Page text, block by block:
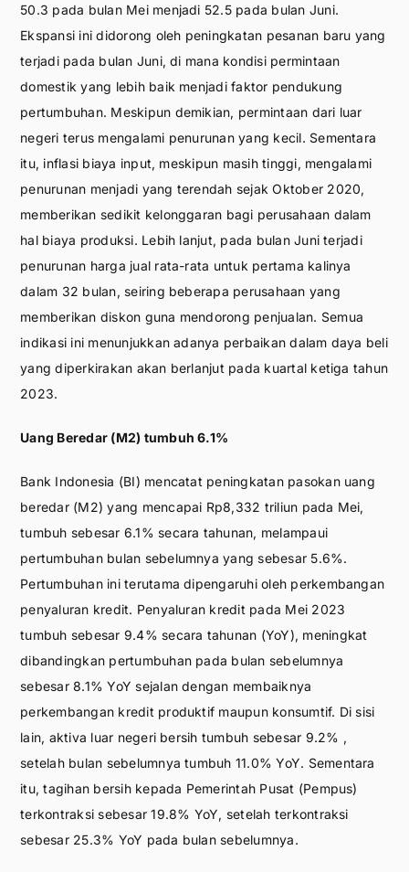
50.3 pada bulan Mei menjadi 52.5 pada bulan Juni.
Ekspansi ini didorong oleh peningkatan pesanan baru yang
terjadi pada bulan Juni, di mana kondisi permintaan
domestik yang lebih baik menjadi faktor pendukung
pertumbuhan. Meskipun demikian, permintaan dari luar
negeri terus mengalami penurunan yang kecil. Sementara
itu, inflasi biaya input, meskipun masih tinggi, mengalami
penurunan menjadi yang terendah sejak Oktober 2020,
memberikan sedikit kelonggaran bagi perusahaan dalam
hal biaya produksi. Lebih lanjut, pada bulan Juni terjadi
penurunan harga jual rata-rata untuk pertama kalinya
dalam 32 bulan, seiring beberapa perusahaan yang
memberikan diskon guna mendorong penjualan. Semua
indikasi ini menunjukkan adanya perbaikan dalam daya beli
yang diperkirakan akan berlanjut pada kuartal ketiga tahun
2023.
Uang Beredar (M2) tumbuh 6.1%
Bank Indonesia (BI) mencatat peningkatan pasokan uang
beredar (M2) yang mencapai Rp8,332 triliun pada Mei,
tumbuh sebesar 6.1% secara tahunan, melampaui
pertumbuhan bulan sebelumnya yang sebesar 5.6%.
Pertumbuhan ini terutama dipengaruhi oleh perkembangan
penyaluran kredit. Penyaluran kredit pada Mei 2023
tumbuh sebesar 9.4% secara tahunan (YoY), meningkat
dibandingkan pertumbuhan pada bulan sebelumnya
sebesar 8.1% YoY sejalan dengan membaiknya
perkembangan kredit produktif maupun konsumtif. Di sisi
lain, aktiva luar negeri bersih tumbuh sebesar 9.2% ,
setelah bulan sebelumnya tumbuh 11.0% YoY. Sementara
itu, tagihan bersih kepada Pemerintah Pusat (Pempus)
terkontraksi sebesar 19.8% YoY, setelah terkontraksi
sebesar 25.3% YoY pada bulan sebelumnya.